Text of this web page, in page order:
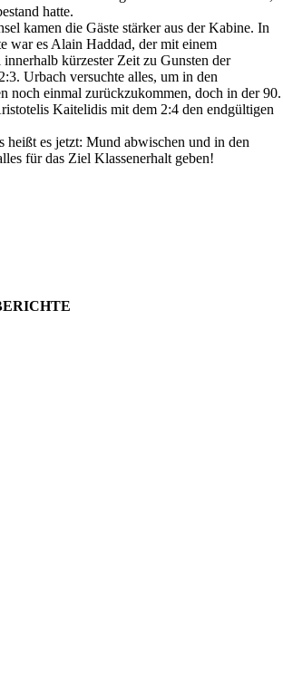
hatte.
kamen die Gäste stärker aus der Kabine. In
war es Alain Haddad, der mit einem
kürzester Zeit zu Gunsten der
Urbach versuchte alles, um in den
noch einmal zurückzukommen, doch in der 90.
Kaitelidis mit dem 2:4 den endgültigen
heißt es jetzt: Mund abwischen und in den
für das Ziel Klassenerhalt geben!